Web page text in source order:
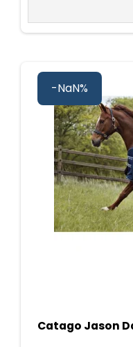
-NaN%
Catago Jason